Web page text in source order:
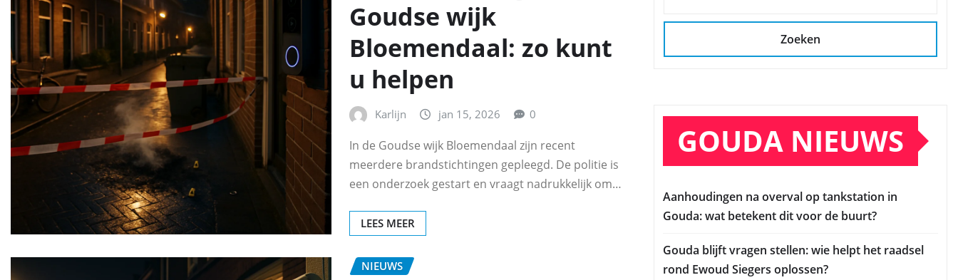
Goudse wijk
Bloemendaal: zo kunt
u helpen
Karlijn jan 15, 2026 0
In de Goudse wijk Bloemendaal zijn recent
meerdere brandstichtingen gepleegd. De politie is
een onderzoek gestart en vraagt nadrukkelijk om…
LEES MEER
NIEUWS
Zoeken
GOUDA NIEUWS
Aanhoudingen na overval op tankstation in
Gouda: wat betekent dit voor de buurt?
Gouda blijft vragen stellen: wie helpt het raadsel
rond Ewoud Siegers oplossen?